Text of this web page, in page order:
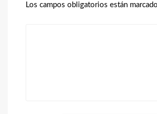
Los campos obligatorios están